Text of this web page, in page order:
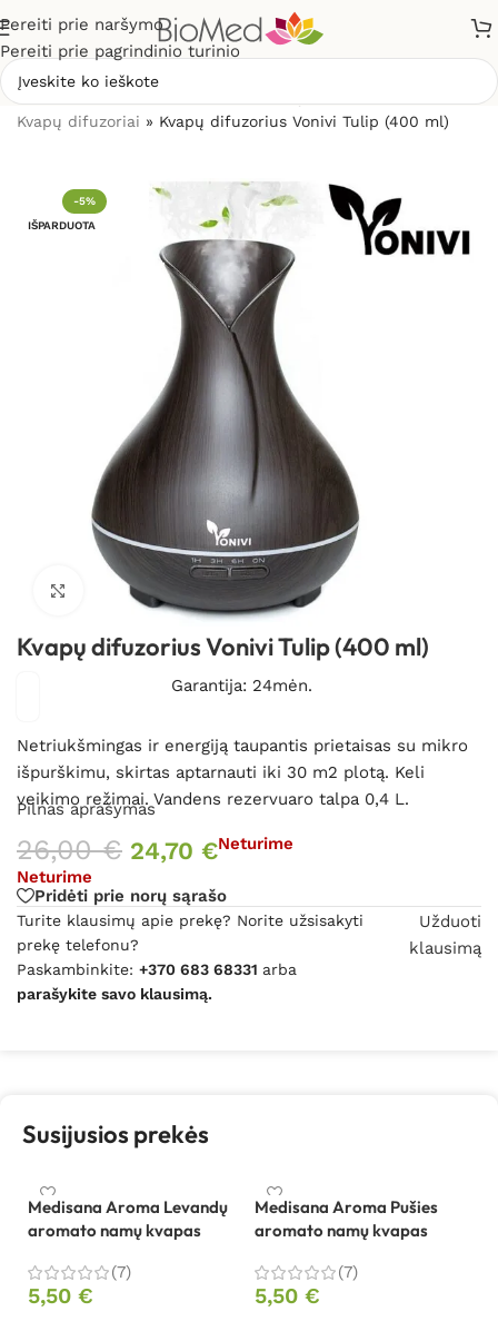
Pereiti prie naršymo
Pereiti prie pagrindinio turinio
Kvapų difuzoriai » Kvapų difuzorius Vonivi Tulip (400 ml)
-5%
IŠPARDUOTA
Spustelėkite, kad padidintumėte
Kvapų difuzorius Vonivi Tulip (400 ml)
Garantija: 24mėn.
Netriukšmingas ir energiją taupantis prietaisas su mikro
išpurškimu, skirtas aptarnauti iki 30 m2 plotą. Keli
veikimo režimai. Vandens rezervuaro talpa 0,4 L.
Pilnas aprašymas
26,00€ 24,70 €Neturime
Neturime
Pridėti prie norų sąrašo
Turite klausimų apie prekę? Norite užsisakyti
prekę telefonu?
Paskambinkite: +370 683 68331 arba
parašykite savo klausimą.
Užduoti
klausimą
Susijusios prekės
Medisana Aroma Levandų
aromato namų kvapas
(7)
5,50 €
Medisana Aroma Pušies
aromato namų kvapas
(7)
5,50 €